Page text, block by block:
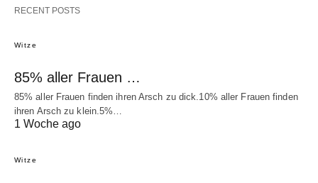
RECENT POSTS
Witze
85% aller Frauen …
85% aller Frauen finden ihren Arsch zu dick.10% aller Frauen finden
ihren Arsch zu klein.5%…
1 Woche ago
Witze